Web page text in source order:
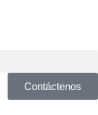
Contáctenos